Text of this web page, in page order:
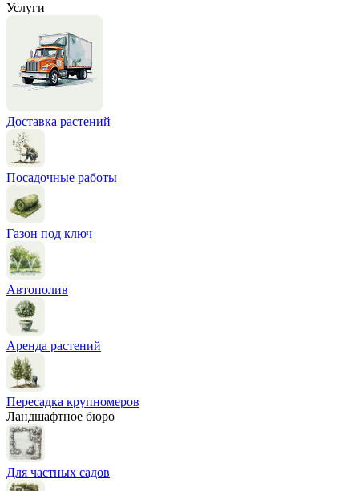
Услуги
Доставка растений
Посадочные работы
Газон под ключ
Автополив
Аренда растений
Пересадка крупномеров
Ландшафтное бюро
Для частных садов